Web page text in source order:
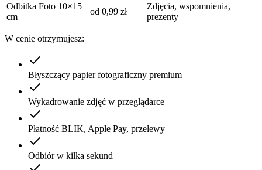
Odbitka Foto 10×15
cm
od 0,99 zł
Zdjęcia, wspomnienia,
prezenty
W cenie otrzymujesz:
Błyszczący papier fotograficzny premium
Wykadrowanie zdjęć w przeglądarce
Płatność BLIK, Apple Pay, przelewy
Odbiór w kilka sekund